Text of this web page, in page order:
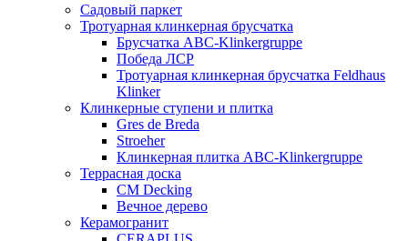
Садовый паркет
Тротуарная клинкерная брусчатка
Брусчатка АВС-Klinkergruppe
Победа ЛСР
Тротуарная клинкерная брусчатка Feldhaus
Klinker
Клинкерные ступени и плитка
Gres de Breda
Stroeher
Клинкерная плитка ABC-Klinkergruppe
Террасная доска
CM Decking
Вечное дерево
Керамогранит